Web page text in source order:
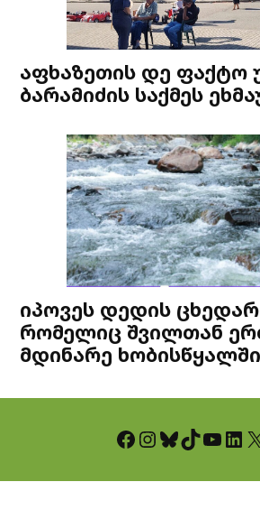
აფხაზეთის დე ფაქტო
ბარამიძის საქმეს
იპოვეს დედის
რომელიც შვილთან
მდინარე
Facebook InstagramBluesky TikTok YouTube LinkedIn X